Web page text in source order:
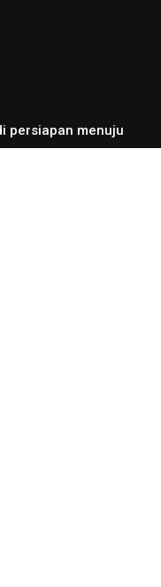
persiapan menuju